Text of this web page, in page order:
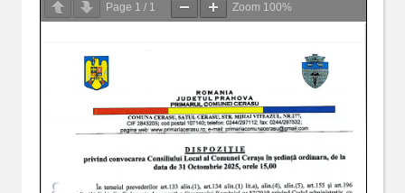
Page 1 / 1 Zoom 100%